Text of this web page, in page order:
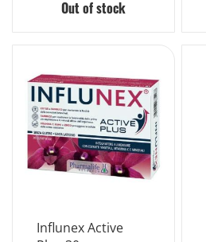
Out of stock
Influnex Active